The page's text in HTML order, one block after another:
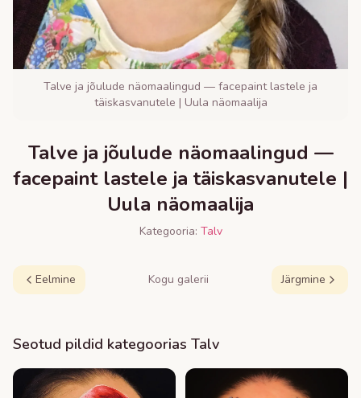
Talve ja jõulude näomaalingud — facepaint lastele ja
täiskasvanutele | Uula näomaalija
Talve ja jõulude näomaalingud —
facepaint lastele ja täiskasvanutele |
Uula näomaalija
Kategooria: Talv
Eelmine Kogu galerii Järgmine
Seotud pildid kategoorias Talv